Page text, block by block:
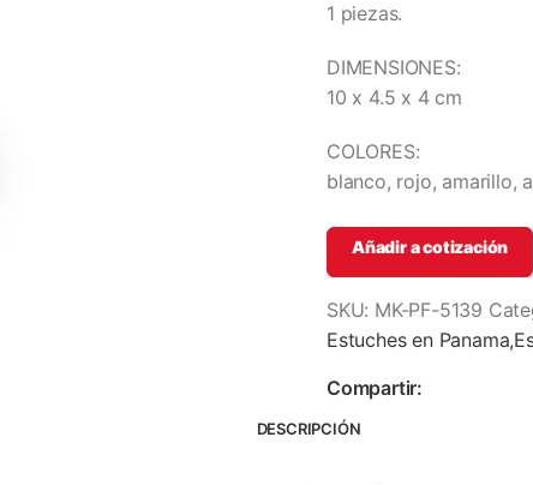
1 piezas.
DIMENSIONES:
10 x 4.5 x 4 cm
COLORES:
blanco, rojo, amarillo,
Añadir a cotización
SKU: MK-PF-5139
Estuches en
Compartir:
DESCRIPCIÓN